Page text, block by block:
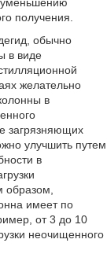
уменьшению
получения.
обычно
в виде
желательно
в
загрязняющих
улучшить путем
в
образом,
имеет по
от 3 до 10
неочищенного